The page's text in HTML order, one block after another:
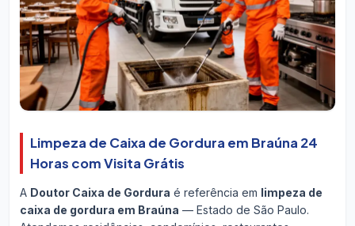
Limpeza de Caixa de Gordura em Braúna 24
Horas com Visita Grátis
A Doutor Caixa de Gordura é referência em limpeza de
caixa de gordura em Braúna — Estado de São Paulo.